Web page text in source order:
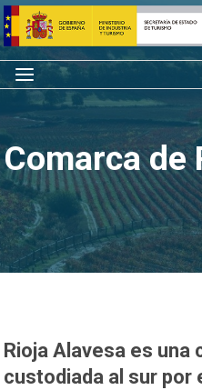
Saltar
al
contenido
Inicio
Menú
Comarca de
Rioja Alavesa es
custodiada al sur por